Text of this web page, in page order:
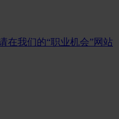
在我们的“职业机会”网站